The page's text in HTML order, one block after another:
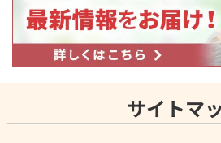
サイトマ